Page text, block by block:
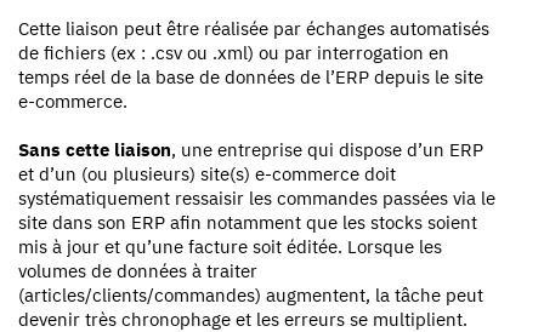
Cette liaison peut être réalisée par échanges automatisés
de fichiers (ex : .csv ou .xml) ou par interrogation en
temps réel de la base de données de l’ERP depuis le site
e-commerce.
Sans cette liaison, une entreprise qui dispose d’un ERP
et d’un (ou plusieurs) site(s) e-commerce doit
systématiquement ressaisir les commandes passées via le
site dans son ERP afin notamment que les stocks soient
mis à jour et qu’une facture soit éditée. Lorsque les
volumes de données à traiter
(articles/clients/commandes) augmentent, la tâche peut
devenir très chronophage et les erreurs se multiplient.